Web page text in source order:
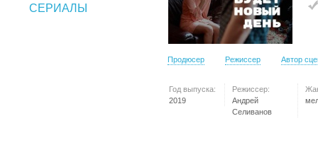
СЕРИАЛЫ
Продюсер Режиссер Автор
Год выпуска:
2019
Режиссер:
Андрей
Селиванов